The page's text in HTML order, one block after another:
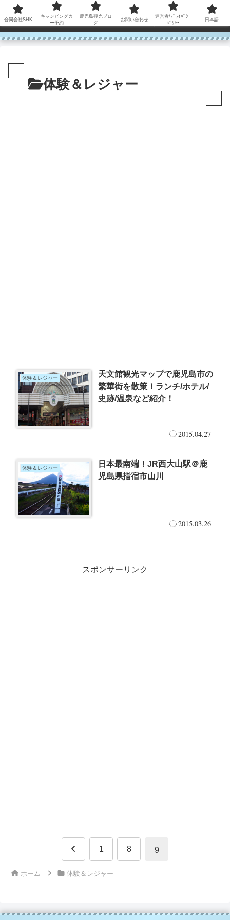
コンテンツへスキップ
鹿児島から世界に笑顔を広げます！
体験＆レジャー
体験＆レジャー
天文館観光マップで鹿児島市の
繁華街を散策！ランチ/ホテル/
史跡/温泉など紹介！
2015.04.27
体験＆レジャー
日本最南端！JR西大山駅＠鹿
児島県指宿市山川
2015.03.26
スポンサーリンク
前
へ
1 8 9
ホーム 体験＆レジャー
合同会社SHK
キャンピングカ
ー予約
鹿児島観光ブロ
グ
お問い合わせ
運営者/ﾌﾟﾗｲﾊﾞｼｰ
ﾎﾟﾘｼｰ
日本語